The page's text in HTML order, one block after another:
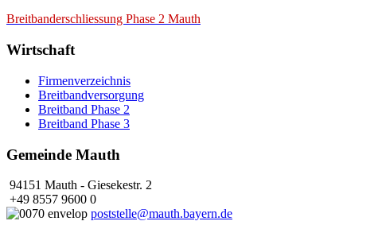
Breitbanderschliessung Phase 2 Mauth
Wirtschaft
Firmenverzeichnis
Breitbandversorgung
Breitband Phase 2
Breitband Phase 3
Gemeinde Mauth
94151 Mauth - Giesekestr. 2
+49 8557 9600 0
poststelle@mauth.bayern.de